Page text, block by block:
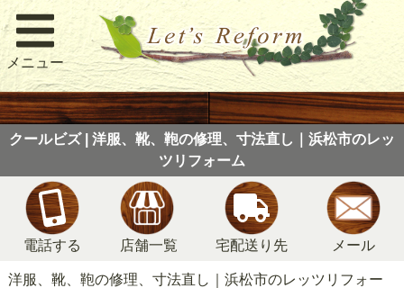
メニュー
クールビズ | 洋服、靴、鞄の修理、寸法直し｜浜松市のレッ
ツリフォーム
電話する 店舗一覧 宅配送り先 メール
洋服、靴、鞄の修理、寸法直し｜浜松市のレッツリフォー